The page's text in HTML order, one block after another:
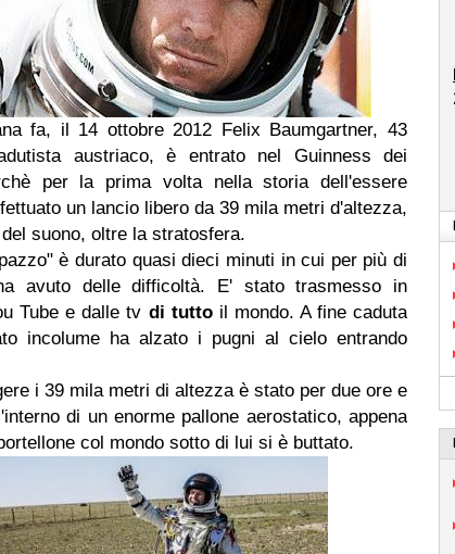
fa, il 14 ottobre 2012 Felix Baumgartner, 43
austriaco, è entrato nel Guinness dei
per la prima volta nella storia dell'essere
un lancio libero da 39 mila metri d'altezza,
suono, oltre la stratosfera.
è durato quasi dieci minuti in cui per più di
avuto delle difficoltà. E' stato trasmesso in
Tube e dalle tv di tuttoil mondo. A fine caduta
incolume ha alzato i pugni al cielo entrando
i 39 mila metri di altezza è stato per due ore e
di un enorme pallone aerostatico, appena
col mondo sotto di lui si è buttato.